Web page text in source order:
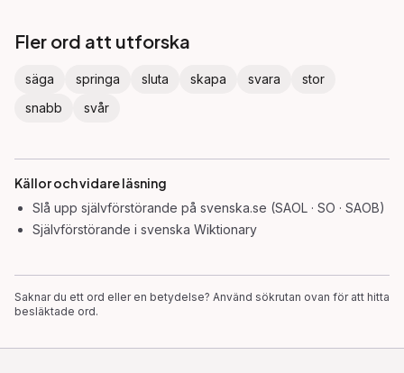
Fler ord att utforska
säga springa sluta skapa svara
stor
snabb
svår
Källor och vidare läsning
Slå upp självförstörande på svenska.se (SAOL · SO · SAOB)
Självförstörande i svenska Wiktionary
Saknar du ett ord eller en betydelse? Använd sökrutan ovan för att hitta
besläktade ord.